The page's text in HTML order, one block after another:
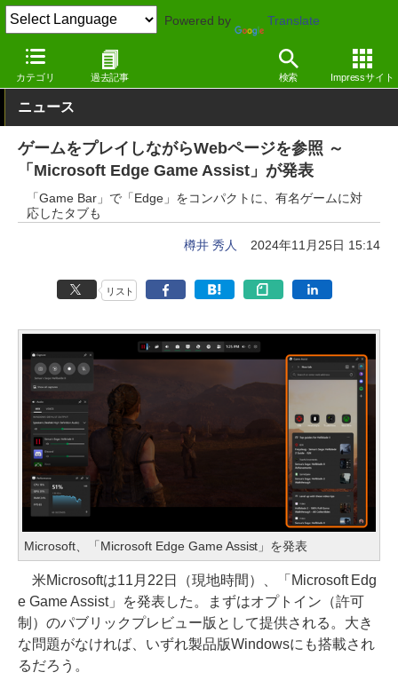
Powered by Translate
カテゴリ 過去記事 検索 Impressサイト
窓の杜 インターネット Windows
ニュース
ゲームをプレイしながらWebページを参照 ～
「Microsoft Edge Game Assist」が発表
「Game Bar」で「Edge」をコンパクトに、有名ゲームに対
応したタブも
樽井 秀人 2024年11月25日 15:14
リスト
Microsoft、「Microsoft Edge Game Assist」を発表
米Microsoftは11月22日（現地時間）、「Microsoft Edg
e Game Assist」を発表した。まずはオプトイン（許可
制）のパブリックプレビュー版として提供される。大き
な問題がなければ、いずれ製品版Windowsにも搭載され
るだろう。